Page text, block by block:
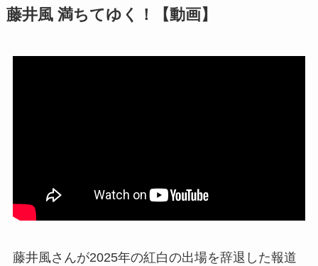
藤井風 満ちてゆく！【動画】
藤井風さんが2025年の紅白の出場を辞退した報道